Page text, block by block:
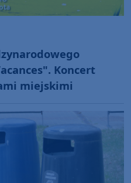
Koncert
miejskimi